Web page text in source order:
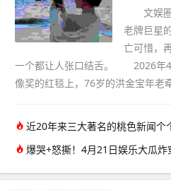
文娱圈
老牌巨星
亡可惜，
一个都让人张口结舌。 2026年4
像奖的红毯上，76岁的洪金宝年老